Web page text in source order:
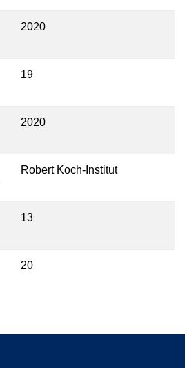
2020
19
2020
Robert Koch-Institut
13
20